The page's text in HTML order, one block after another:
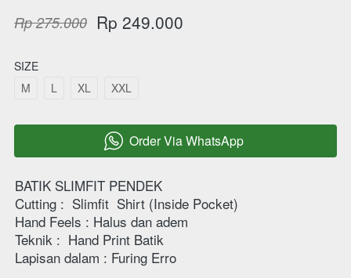
Rp 275.000 Rp 249.000
SIZE
M
L XL XXL
` Order Via WhatsApp
BATIK SLIMFIT PENDEK
Cutting : Slimfit  Shirt (Inside Pocket)
Hand Feels : Halus dan adem
Teknik : Hand Print Batik
Lapisan dalam : Furing Erro